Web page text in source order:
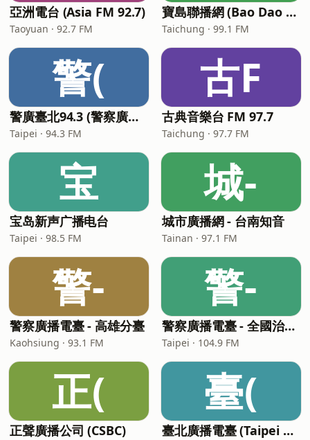
亞洲電台 (Asia FM 92.7)
Taoyuan · 92.7 FM
寶島聯播網 (Bao Dao Radio Network)
Taichung · 99.1 FM
警(
警廣臺北94.3 (警察廣播電臺臺北分臺)
Taipei · 94.3 FM
古F
古典音樂台 FM 97.7
Taichung · 97.7 FM
宝
宝岛新声广播电台
Taipei · 98.5 FM
城-
城市廣播網 - 台南知音
Tainan · 97.1 FM
警-
警察廣播電臺 - 高雄分臺
Kaohsiung · 93.1 FM
警-
警察廣播電臺 - 全國治安交通網
Taipei · 104.9 FM
正(
正聲廣播公司 (CSBC)
臺(
臺北廣播電臺 (Taipei Broadcasting Station)